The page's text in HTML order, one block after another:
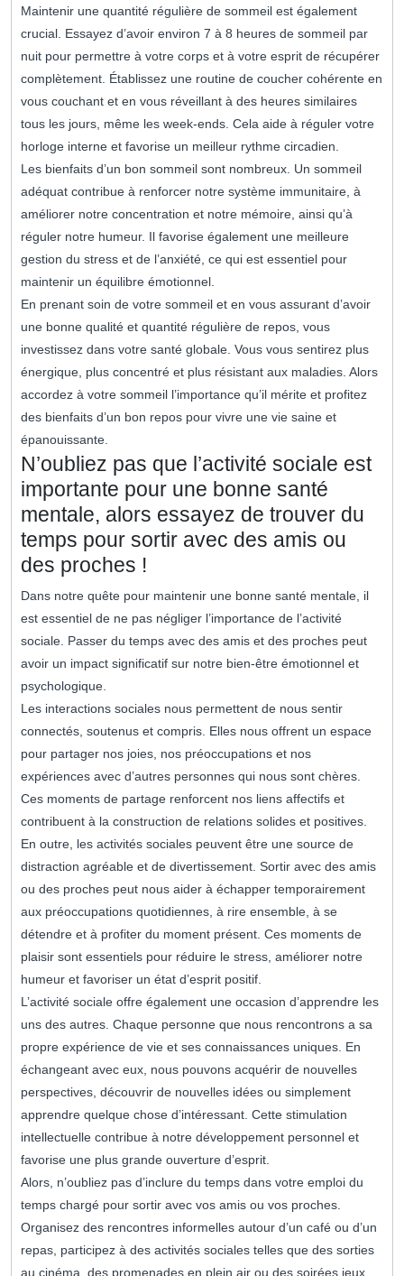
Maintenir une quantité régulière de sommeil est également
crucial. Essayez d’avoir environ 7 à 8 heures de sommeil par
nuit pour permettre à votre corps et à votre esprit de récupérer
complètement. Établissez une routine de coucher cohérente en
vous couchant et en vous réveillant à des heures similaires
tous les jours, même les week-ends. Cela aide à réguler votre
horloge interne et favorise un meilleur rythme circadien.
Les bienfaits d’un bon sommeil sont nombreux. Un sommeil
adéquat contribue à renforcer notre système immunitaire, à
améliorer notre concentration et notre mémoire, ainsi qu’à
réguler notre humeur. Il favorise également une meilleure
gestion du stress et de l’anxiété, ce qui est essentiel pour
maintenir un équilibre émotionnel.
En prenant soin de votre sommeil et en vous assurant d’avoir
une bonne qualité et quantité régulière de repos, vous
investissez dans votre santé globale. Vous vous sentirez plus
énergique, plus concentré et plus résistant aux maladies. Alors
accordez à votre sommeil l’importance qu’il mérite et profitez
des bienfaits d’un bon repos pour vivre une vie saine et
épanouissante.
N’oubliez pas que l’activité sociale est
importante pour une bonne santé
mentale, alors essayez de trouver du
temps pour sortir avec des amis ou
des proches !
Dans notre quête pour maintenir une bonne santé mentale, il
est essentiel de ne pas négliger l’importance de l’activité
sociale. Passer du temps avec des amis et des proches peut
avoir un impact significatif sur notre bien-être émotionnel et
psychologique.
Les interactions sociales nous permettent de nous sentir
connectés, soutenus et compris. Elles nous offrent un espace
pour partager nos joies, nos préoccupations et nos
expériences avec d’autres personnes qui nous sont chères.
Ces moments de partage renforcent nos liens affectifs et
contribuent à la construction de relations solides et positives.
En outre, les activités sociales peuvent être une source de
distraction agréable et de divertissement. Sortir avec des amis
ou des proches peut nous aider à échapper temporairement
aux préoccupations quotidiennes, à rire ensemble, à se
détendre et à profiter du moment présent. Ces moments de
plaisir sont essentiels pour réduire le stress, améliorer notre
humeur et favoriser un état d’esprit positif.
L’activité sociale offre également une occasion d’apprendre les
uns des autres. Chaque personne que nous rencontrons a sa
propre expérience de vie et ses connaissances uniques. En
échangeant avec eux, nous pouvons acquérir de nouvelles
perspectives, découvrir de nouvelles idées ou simplement
apprendre quelque chose d’intéressant. Cette stimulation
intellectuelle contribue à notre développement personnel et
favorise une plus grande ouverture d’esprit.
Alors, n’oubliez pas d’inclure du temps dans votre emploi du
temps chargé pour sortir avec vos amis ou vos proches.
Organisez des rencontres informelles autour d’un café ou d’un
repas, participez à des activités sociales telles que des sorties
au cinéma, des promenades en plein air ou des soirées jeux.